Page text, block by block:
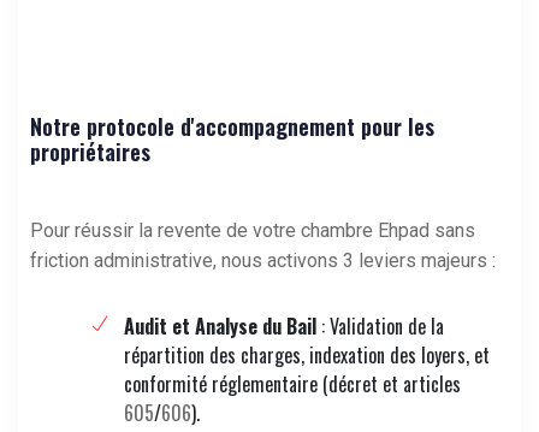
Notre protocole d'accompagnement pour les
propriétaires
Pour réussir la revente de votre chambre Ehpad sans
friction administrative, nous activons 3 leviers majeurs :
Audit et Analyse du Bail : Validation de la
répartition des charges, indexation des loyers, et
conformité réglementaire (décret et articles
605/606).